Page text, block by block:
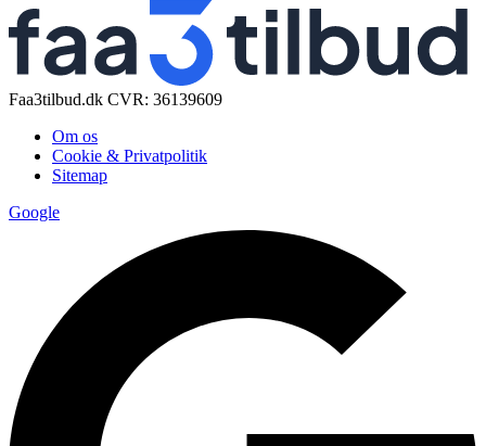
Faa3tilbud.dk CVR: 36139609
Om os
Cookie & Privatpolitik
Sitemap
Google